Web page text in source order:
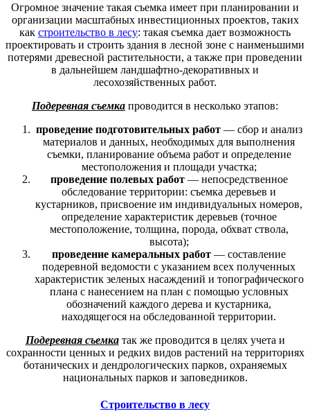
Огромное значение такая съемка имеет при планировании и
организации масштабных инвестиционных проектов, таких
как строительство в лесу: такая съемка дает возможность
проектировать и строить здания в лесной зоне с наименьшими
потерями древесной растительности, а также при проведении
в дальнейшем ландшафтно-декоративных и
лесохозяйственных работ.
Подеревная съемка проводится в несколько этапов:
проведение подготовительных работ— сбор и анализ
материалов и данных, необходимых для выполнения
съемки, планирование объема работ и определение
местоположения и площади участка;
проведение полевых работ— непосредственное
обследование территории: съемка деревьев и
кустарников, присвоение им индивидуальных номеров,
определение характеристик деревьев (точное
местоположение, толщина, порода, обхват ствола,
высота);
проведение камеральных работ — составление
подеревной ведомости с указанием всех полученных
характеристик зеленых насаждений и топографического
плана с нанесением на план с помощью условных
обозначений каждого дерева и кустарника,
находящегося на обследованной территории.
Подеревная съемкатак же проводится в целях учета и
сохранности ценных и редких видов растений на территориях
ботанических и дендрологических парков, охраняемых
национальных парков и заповедников.
Строительство в лесу